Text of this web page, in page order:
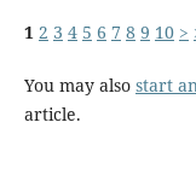
1 2 3 4 5 6 7 8 9 10 >
You may also start
article.